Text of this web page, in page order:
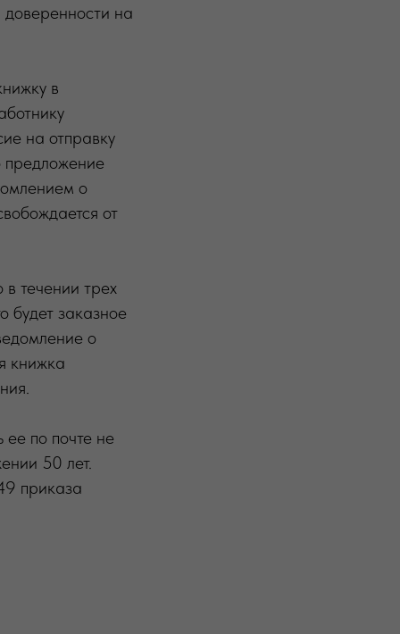
доверенности на
в
на отправку
предложение
о
от
в течении трех
будет заказное
о
книжка
по почте не
50 лет.
приказа